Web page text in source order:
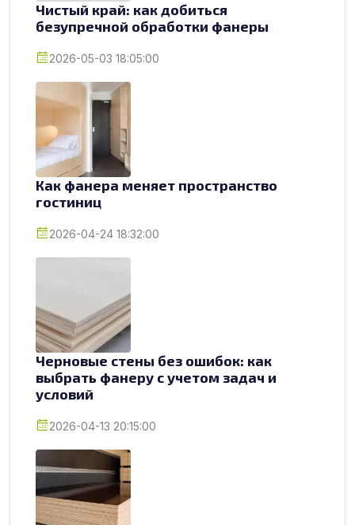
Чистый край: как добиться
безупречной обработки фанеры
2026-05-03 18:05:00
Как фанера меняет пространство
гостиниц
2026-04-24 18:32:00
Черновые стены без ошибок: как
выбрать фанеру с учетом задач и
условий
2026-04-13 20:15:00